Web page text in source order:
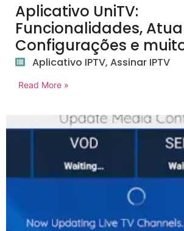
Aplicativo UniTV:
Funcionalidades,
Configurações e
Aplicativo IPTV, Assinar IPTV
Read More »